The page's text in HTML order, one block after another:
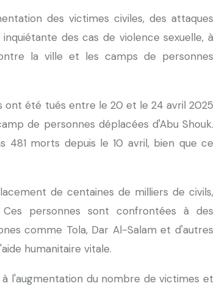
des victimes civiles, des attaques
des cas de violence sexuelle, à
la ville et les camps de personnes
ont été tués entre le 20 et le 24 avril 2025
de personnes déplacées d'Abu Shouk.
481 morts depuis le 10 avril, bien que ce
de centaines de milliers de civils,
personnes sont confrontées à des
comme Tola, Dar Al-Salam et d'autres
humanitaire vitale.
l'augmentation du nombre de victimes et